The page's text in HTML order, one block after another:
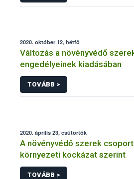
2020. október 12, hétfő
Változás a növényvédő
engedélyeinek kiadásában
TOVÁBB >
2020. április 23, csütörtök
A növényvédő szerek
környezeti kockázat szerint
TOVÁBB >